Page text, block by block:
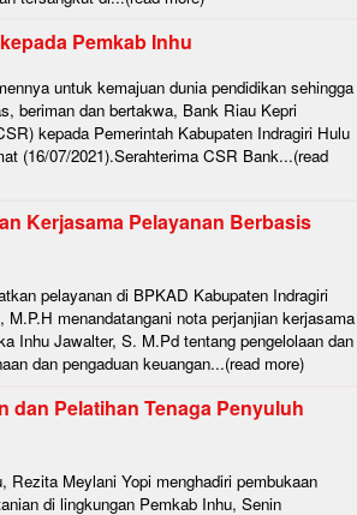
Pemkab Inhu
untuk kemajuan dunia pendidikan sehingga
beriman dan bertakwa, Bank Riau Kepri
kepada Pemerintah Kabupaten Indragiri Hulu
(16/07/2021).Serahterima CSR Bank...(read
Kerjasama Pelayanan Berbasis
pelayanan di BPKAD Kabupaten Indragiri
menandatangani nota perjanjian kerjasama
Inhu Jawalter, S. M.Pd tentang pengelolaan dan
dan pengaduan keuangan...(read more)
dan Pelatihan Tenaga Penyuluh
Meylani Yopi menghadiri pembukaan
di lingkungan Pemkab Inhu, Senin